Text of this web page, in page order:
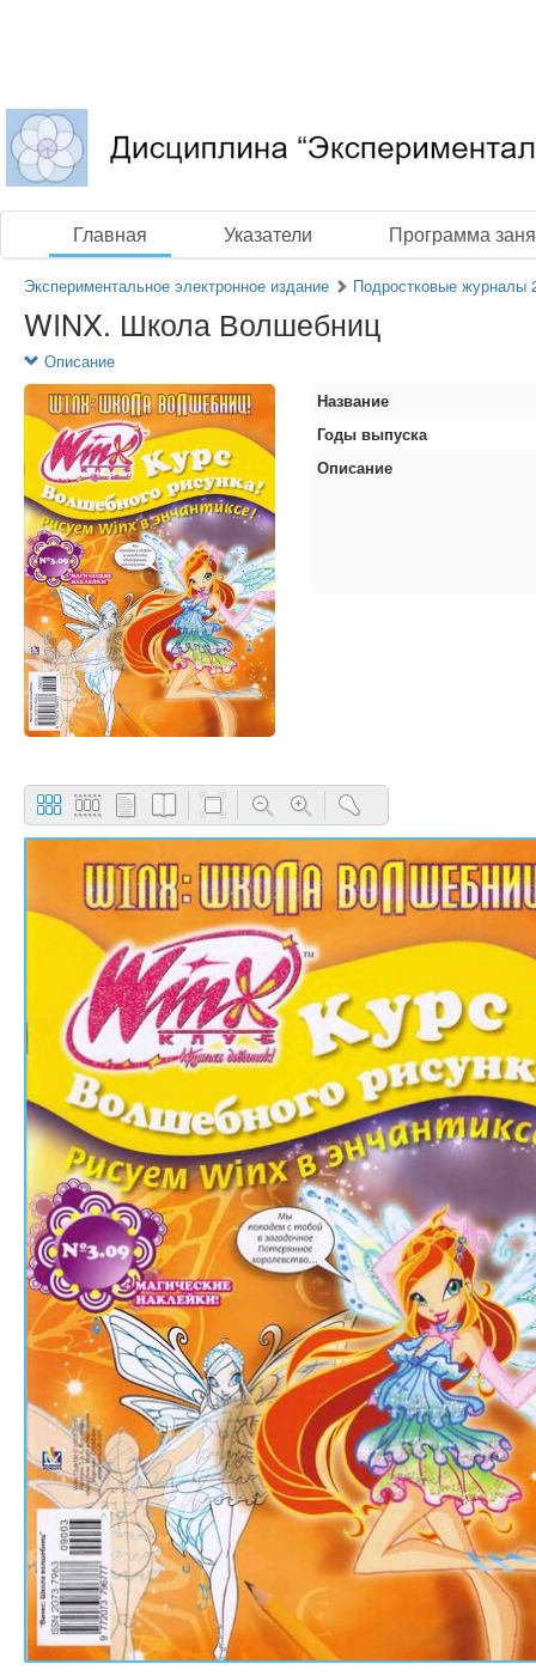
Главная Указатели Программа
Экспериментальное электронное издание Подростковые журналы
WINX. Школа Волшебниц
Описание
Название
Годы выпуска
Описание